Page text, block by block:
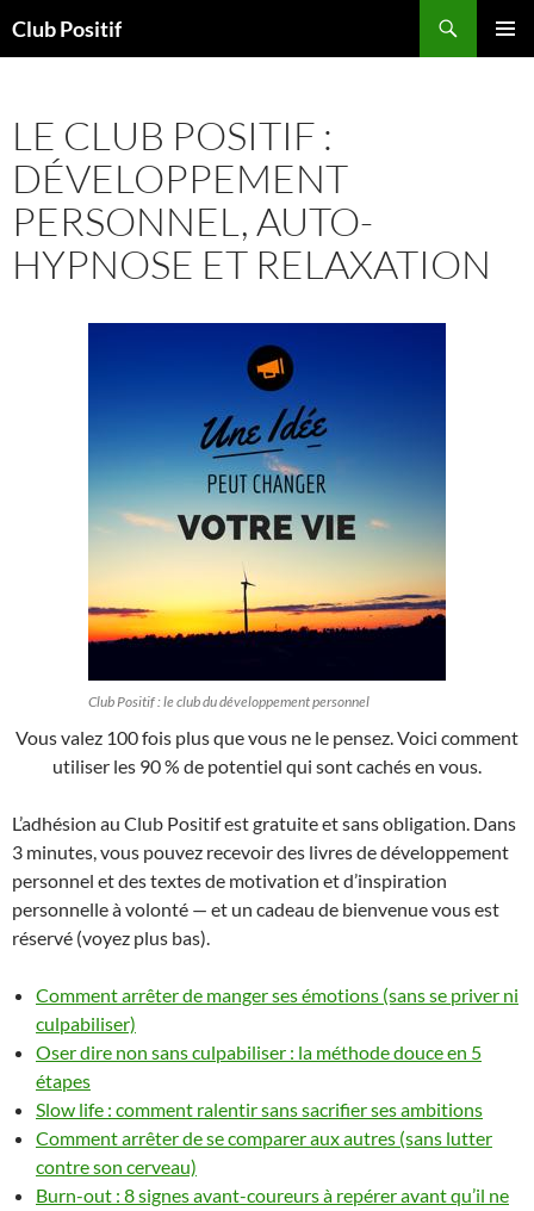
auClub Positif
LE CLUB POSITIF :
DÉVELOPPEMENT
PERSONNEL, AUTO-
HYPNOSE ET RELAXATION
Club Positif : le club du développement personnel
Vous valez 100 fois plus que vous ne le pensez. Voici comment
utiliser les 90 % de potentiel qui sont cachés en vous.
L’adhésion au Club Positif est gratuite et sans obligation. Dans
3 minutes, vous pouvez recevoir des livres de développement
personnel et des textes de motivation et d’inspiration
personnelle à volonté — et un cadeau de bienvenue vous est
réservé (voyez plus bas).
Comment arrêter de manger ses émotions (sans se priver ni
culpabiliser)
Oser dire non sans culpabiliser : la méthode douce en 5
étapes
Slow life : comment ralentir sans sacrifier ses ambitions
Comment arrêter de se comparer aux autres (sans lutter
contre son cerveau)
Burn-out : 8 signes avant-coureurs à repérer avant qu’il ne